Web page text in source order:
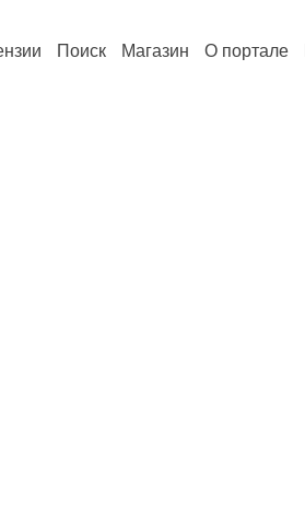
Поиск Магазин О портале